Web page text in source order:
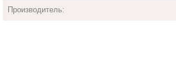
Производитель: